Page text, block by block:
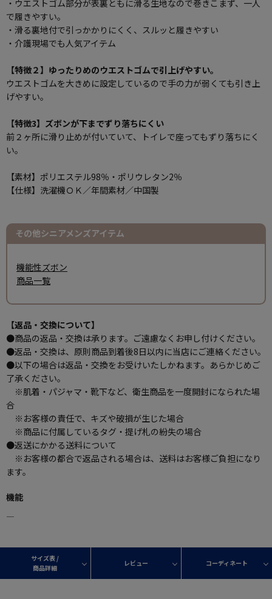
・ウエストゴム部分が表裏ともに滑る生地なので巻きこまず、一人
で履きやすい。
・滑る裏地付で引っかかりにくく、スルッと履きやすい
・介護現場でも人気アイテム
【特徴２】ゆったりめのウエストゴムで引上げやすい。
ウエストゴムを大きめに設定しているので手の力が弱くても引き上
げやすい。
【特徴3】ズボンが下までずり落ちにくい
前２ヶ所に滑り止めが付いていて、トイレで座ってもずり落ちにく
い。
【素材】ポリエステル98％・ポリウレタン2％
【仕様】洗濯機ＯＫ／年間素材／中国製
その他シニアメンズアイテム
機能性ズボン
商品一覧
【返品・交換について】
●商品の返品・交換は承ります。ご遠慮なくお申し付けください。
●返品・交換は、原則商品到着後8日以内に当店にご連絡ください。
●以下の場合は返品・交換をお受けいたしかねます。あらかじめご
了承ください。
※肌着・パジャマ・靴下など、衛生商品を一度開封になられた場
合
※お客様の責任で、キズや破損が生じた場合
※商品に付属しているタグ・提げ札の紛失の場合
●返送にかかる送料について
※お客様の都合で返品される場合は、送料はお客様ご負担になり
ます。
機能
―
サイズ表 /
商品詳細
レビュー コーディネート